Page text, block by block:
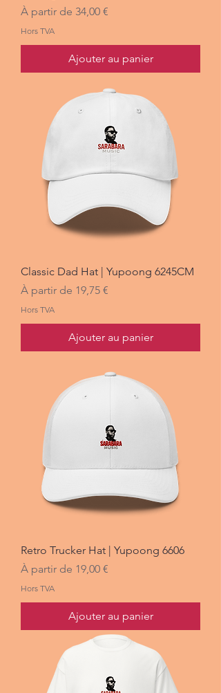
À partir de 34,00 €
Prix promotionnel
Hors TVA
Ajouter au panier
Classic Dad Hat | Yupoong 6245CM
À partir de 19,75 €
Prix promotionnel
Hors TVA
Ajouter au panier
Retro Trucker Hat | Yupoong 6606
À partir de 19,00 €
Prix promotionnel
Hors TVA
Ajouter au panier